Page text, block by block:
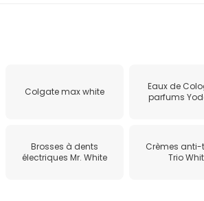
Colgate max white
Eaux de
parfums
Brosses à dents
électriques Mr. White
Crèmes
Trio